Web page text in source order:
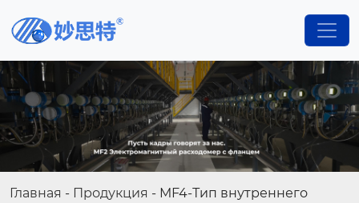
Главная - Продукция - MF4-Тип внутреннего